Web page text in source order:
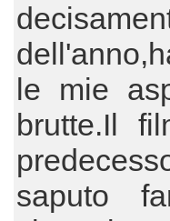
le mie
brutte.Il
saputo